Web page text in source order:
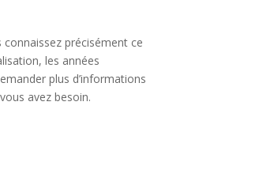
précisément ce
les années
plus d’informations
avez besoin.